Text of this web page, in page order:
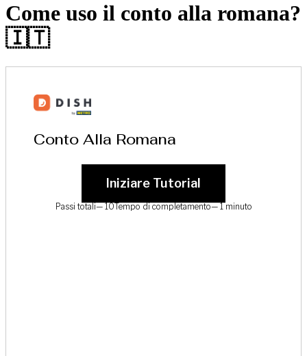
Come uso il conto alla romana?
🇮🇹